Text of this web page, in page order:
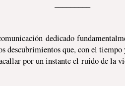
dedicado
descubrimientos que, con el
por un instante el ruido de la